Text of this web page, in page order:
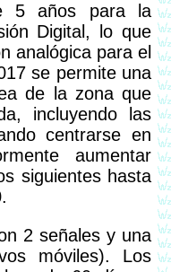
Digital, lo que
analógica para el
se permite una
de la zona que
incluyendo las
centrarse en
aumentar
siguientes hasta
2 señales y una
móviles). Los